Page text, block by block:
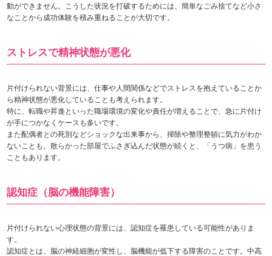
動ができません。こうした状況を打破するためには、簡単なごみ捨てなど小さ
なことから成功体験を積み重ねることが大切です。
ストレスで精神状態が悪化
片付けられない背景には、仕事や人間関係などでストレスを抱えていることか
ら精神状態が悪化していることも考えられます。
特に、転職や昇進といった職場環境の変化や責任が増えることで、急に片付け
が手につかなくケースも多いです。
また配偶者との死別などショックな出来事から、掃除や整理整頓に気力がわか
ないことも。散らかった部屋でふさぎ込んだ状態が続くと、「うつ病」を患う
こともあります。
認知症（脳の機能障害）
片付けられない心理状態の背景には、認知症を罹患している可能性がありま
す。
認知症とは、脳の神経細胞が変性し、脳機能が低下する障害のことです。中高